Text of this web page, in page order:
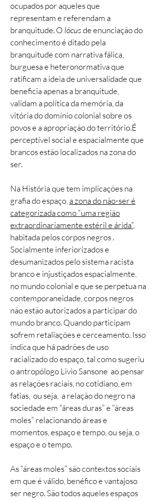
ocupados por aqueles que
representam e referendam a
branquitude. O lócusde enunciação do
conhecimento é ditado pela
branquitude com narrativa fálica,
burguesa e heteronormativa que
ratificam a ideia de universalidade que
beneficia apenas a branquitude,
validam a política da memória, da
vitória do domínio colonial sobre os
povos e a apropriação do território.É
perceptível social e espacialmente que
brancos estão localizados na zona do
ser.
Na História que tem implicações na
grafia do espaço, a zona do não-ser é
categorizada como “uma região
extraordinariamente estéril e árida”,
habitada pelos corpos negros .
Socialmente inferiorizados e
desumanizados pelo sistema racista
branco e injustiçados espacialmente,
no mundo colonial e que se perpetua na
contemporaneidade, corpos negros
não estão autorizados a participar do
mundo branco. Quando participam
sofrem retaliações e cerceamento. Isso
indica que há padrões de uso
racializado do espaço, tal como sugeriu
o antropólogo Livio Sansone ao pensar
as relações raciais, no cotidiano, em
fatias, ou seja, a relação do negro na
sociedade em “áreas duras” e “áreas
moles” relacionando áreas e
momentos, espaço e tempo, ou seja, o
espaço e o tempo.
As “áreas moles” são contextos sociais
em que é válido, benéfico e vantajoso
ser negro. São todos aqueles espaços